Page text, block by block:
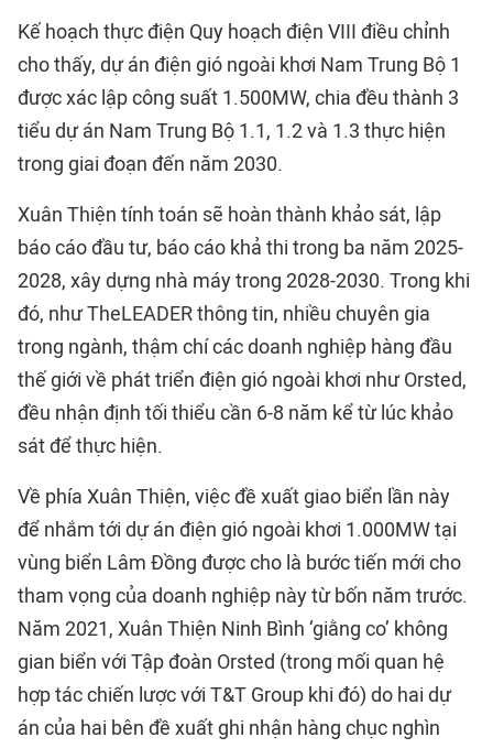
Kế hoạch thực điện Quy hoạch điện VIII điều chỉnh
cho thấy, dự án điện gió ngoài khơi Nam Trung Bộ 1
được xác lập công suất 1.500MW, chia đều thành 3
tiểu dự án Nam Trung Bộ 1.1, 1.2 và 1.3 thực hiện
trong giai đoạn đến năm 2030.
Xuân Thiện tính toán sẽ hoàn thành khảo sát, lập
báo cáo đầu tư, báo cáo khả thi trong ba năm 2025-
2028, xây dựng nhà máy trong 2028-2030. Trong khi
đó, nhưTheLEADERthông tin, nhiều chuyên gia
trong ngành, thậm chí các doanh nghiệp hàng đầu
thế giới về phát triển điện gió ngoài khơi như Orsted,
đều nhận định tối thiểu cần 6-8 năm kể từ lúc khảo
sát để thực hiện.
Về phía Xuân Thiện, việc đề xuất giao biển lần này
để nhắm tới dự án điện gió ngoài khơi 1.000MW tại
vùng biển Lâm Đồng được cho là bước tiến mới cho
tham vọng của doanh nghiệp này từ bốn năm trước.
Năm 2021, Xuân Thiện Ninh Bình ‘giằng co’ không
gian biển với Tập đoàn Orsted (trong mối quan hệ
hợp tác chiến lược với T&T Group khi đó) do hai dự
án của hai bên đề xuất ghi nhận hàng chục nghìn